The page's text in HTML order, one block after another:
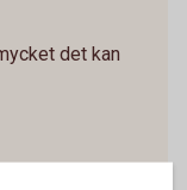
det kan